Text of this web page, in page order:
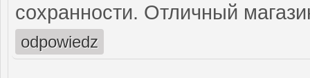
сохранности. Отличный
odpowiedz